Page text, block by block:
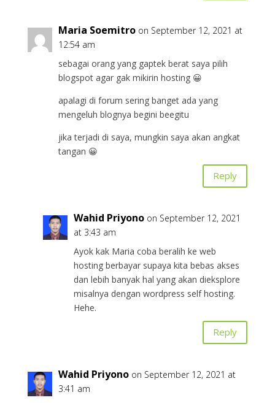
Maria Soemitro on September 12, 2021 at
12:54 am
sebagai orang yang gaptek berat saya pilih
blogspot agar gak mikirin hosting 😀
apalagi di forum sering banget ada yang
mengeluh blognya begini beegitu
jika terjadi di saya, mungkin saya akan angkat
tangan 😀
Reply
Wahid Priyono on September 12, 2021
at 3:43 am
Ayok kak Maria coba beralih ke web
hosting berbayar supaya kita bebas akses
dan lebih banyak hal yang akan dieksplore
misalnya dengan wordpress self hosting.
Hehe.
Reply
Wahid Priyono on September 12, 2021 at
3:41 am